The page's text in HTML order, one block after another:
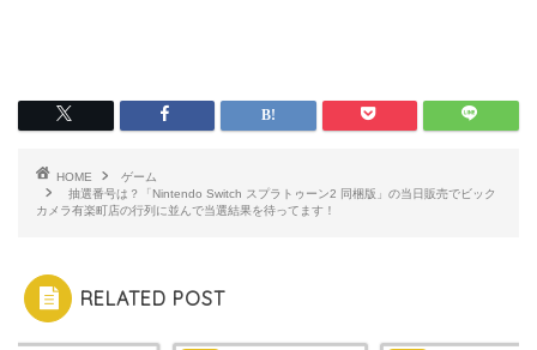
HOME
ゲーム
抽選番号は？「Nintendo Switch スプラトゥーン2 同梱版」の当日販売でビック
カメラ有楽町店の行列に並んで当選結果を待ってます！
RELATED POST